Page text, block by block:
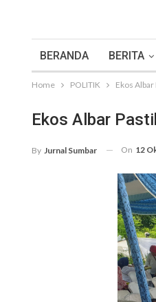
BERANDA BERITA
Home POLITIK Ekos
Ekos Albar
By Jurnal Sumbar On 12